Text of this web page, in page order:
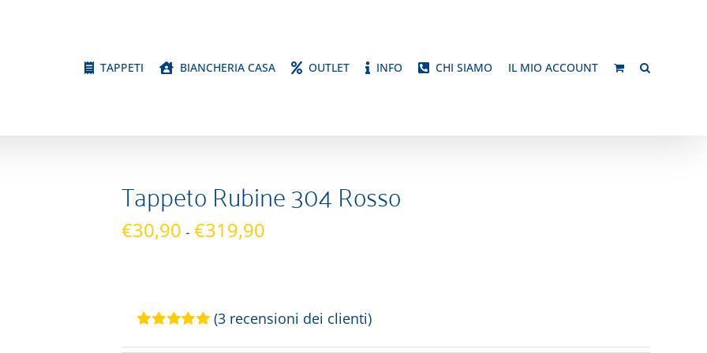
TAPPETI BIANCHERIA CASA OUTLET INFO CHI SIAMO IL MIO ACCOUNT
Tappeto Rubine 304 Rosso
€30,90 - €319,90
€30,90
(3recensioni dei clienti)